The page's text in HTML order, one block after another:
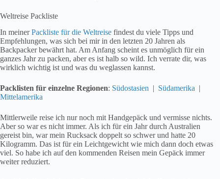
Weltreise Packliste
In meinerPackliste für die Weltreise findest du viele Tipps und
Empfehlungen, was sich bei mir in den letzten 20 Jahren als
Backpacker bewährt hat. Am Anfang scheint es unmöglich für ein
ganzes Jahr zu packen, aber es ist halb so wild. Ich verrate dir, was
wirklich wichtig ist und was du weglassen kannst.
Packlisten für einzelne Regionen: Südostasien | Südamerika |
Mittelamerika
Mittlerweile reise ich nur noch mit Handgepäck und vermisse nichts.
Aber so war es nicht immer. Als ich für ein Jahr durch Australien
gereist bin, war mein Rucksack doppelt so schwer und hatte 20
Kilogramm. Das ist für ein Leichtgewicht wie mich dann doch etwas
viel. So habe ich auf den kommenden Reisen mein Gepäck immer
weiter reduziert.